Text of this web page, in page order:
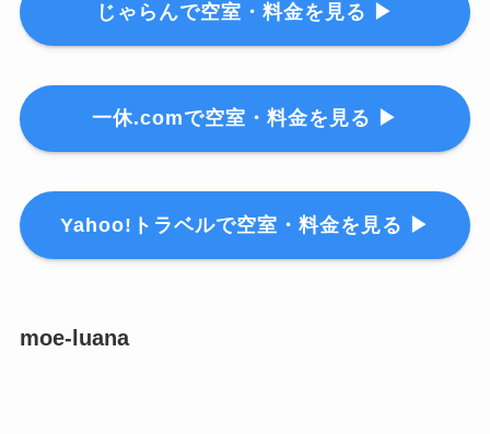
じゃらんで空室・料金を見る ▶
一休.comで空室・料金を見る ▶
Yahoo!トラベルで空室・料金を見る ▶
moe-luana